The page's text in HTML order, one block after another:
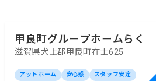
甲良町グループホームらく
らく
滋賀県犬上郡甲良町在士625
アットホーム 安心感 スタッフ安定